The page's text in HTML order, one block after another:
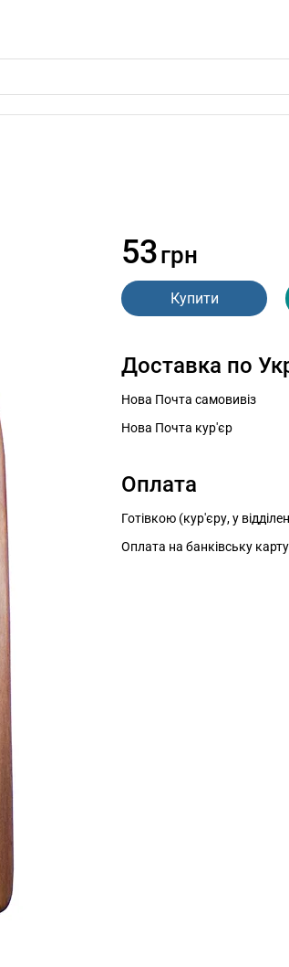
53грн
Купити
Доставка по
Нова Почта самовивіз
Нова Почта кур'єр
Оплата
Готівкою (кур'єру, у
Оплата на банківську карту